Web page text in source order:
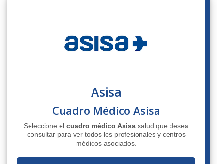
Asisa
Cuadro Médico Asisa
Seleccione el cuadro médico Asisa salud que desea
consultar para ver todos los profesionales y centros
médicos asociados.